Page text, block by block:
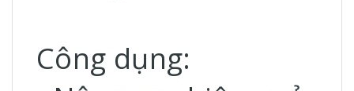
Công dụng: